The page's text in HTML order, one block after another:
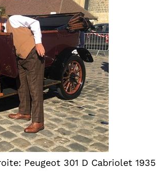
Peugeot 301 D Cabriolet 1935